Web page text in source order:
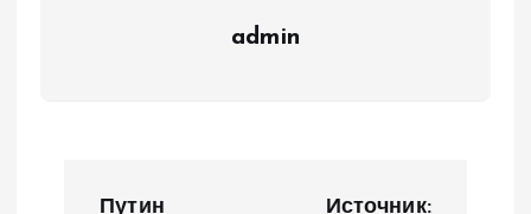
admin
Путин
Источник: